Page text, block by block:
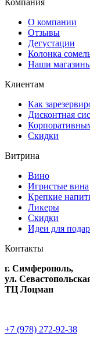
О компании
Отзывы
Дегустации
Колонка
Наши
Клиентам
Как
Дисконтная
Скидки
Витрина
Вино
Игристые вина
Крепкие
Ликеры
Скидки
Идеи для
Контакты
г. Симферополь,
ул.
ТЦ Лоцман
+7 (978) 272-92-38